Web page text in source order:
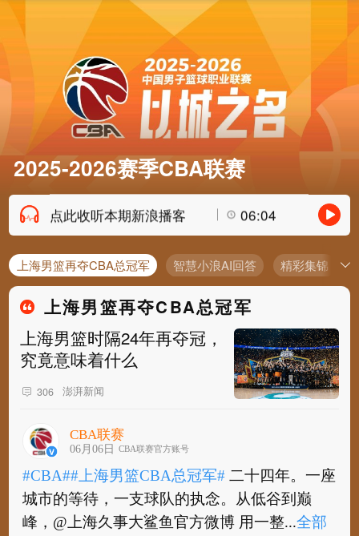
2025-2026赛季CBA联赛
点此收听本期新浪播客 06:04
上海男篮再夺CBA总冠军 智慧小浪AI回答 精彩集锦
上海男篮再夺CBA总冠军
上海男篮时隔24年再夺冠，
究竟意味着什么
306 澎湃新闻
CBA联赛
06月06日 CBA联赛官方账号
#CBA##上海男篮CBA总冠军# 二十四年。一座
城市的等待，一支球队的执念。从低谷到巅
峰，@上海久事大鲨鱼官方微博 用一整...全部